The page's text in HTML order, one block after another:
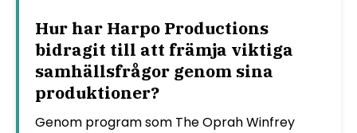
Hur har Harpo Productions
bidragit till att främja viktiga
samhällsfrågor genom sina
produktioner?
Genom program som The Oprah Winfrey